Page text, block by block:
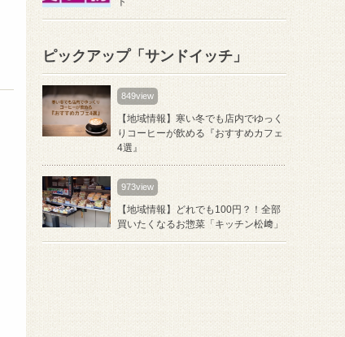
ピックアップ「サンドイッチ」
849view
【地域情報】寒い冬でも店内でゆっく
りコーヒーが飲める『おすすめカフェ
4選』
973view
【地域情報】どれでも100円？！全部
買いたくなるお惣菜「キッチン松﨑」